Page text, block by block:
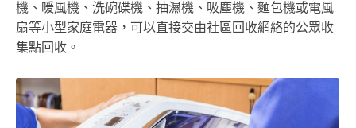
機、暖風機、洗碗碟機、抽濕機、吸塵機、麵包機或電風
扇等小型家庭電器，可以直接交由社區回收網絡的公眾收
集點回收。